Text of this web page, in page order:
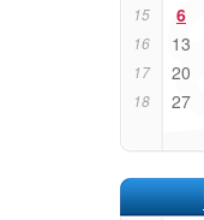
15 6
16 13
17 20
18 27